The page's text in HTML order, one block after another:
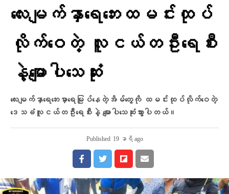
လေးမျက်နှာရေဘေးထမင်းထုပ်
လိုက်ဝေတဲ့ လူငယ်တဦးရေစီး
နဲ့မျောပါသေဆုံး
လေးမျက်နှာရေဘေးမှာရေမြုပ်နေတဲ့အိမ်တွေကို ထမင်းထုပ်လိုက်ဝေတဲ့
ဒေသခံလူငယ်တဦးရေစီးနဲ့ မျောပါသေဆုံးသွားပါတယ်။
Published 19 နာရီ ago